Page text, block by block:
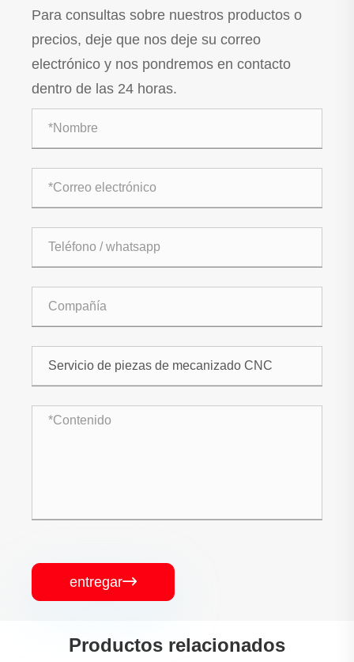
Para consultas sobre nuestros productos o
precios, deje que nos deje su correo
electrónico y nos pondremos en contacto
dentro de las 24 horas.
entregar
Productos relacionados